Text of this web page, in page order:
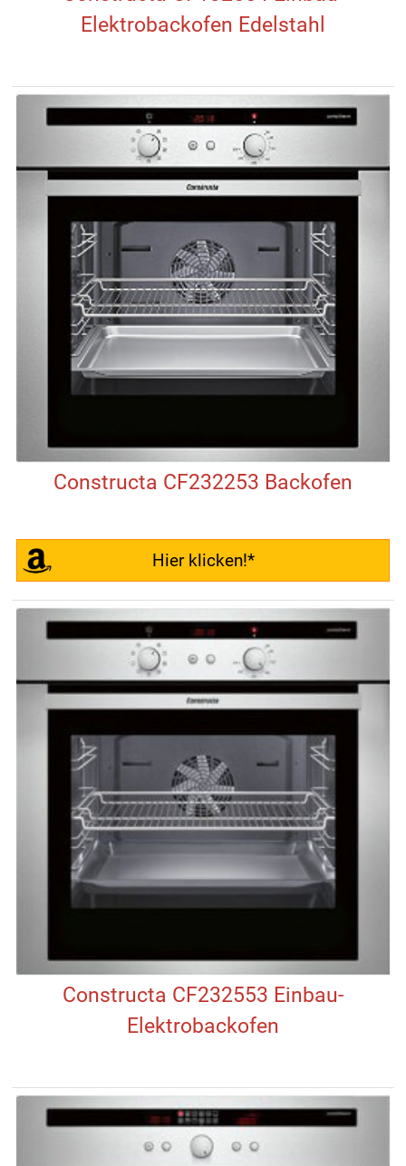
Elektrobackofen Edelstahl
Constructa CF232253 Backofen
Hier klicken!*
Constructa CF232553 Einbau-
Elektrobackofen